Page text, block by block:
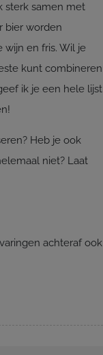
sterk samen met
bier worden
en fris. Wil je
kunt combineren
ik je een hele lijst
Heb je ook
niet? Laat
achteraf ook